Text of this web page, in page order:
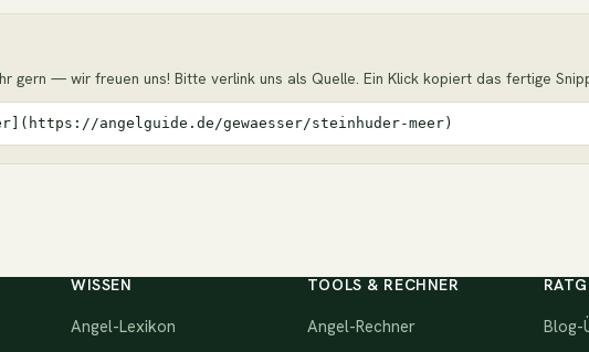
gern — wir freuen uns! Bitte verlink uns als Quelle. Ein Klick kopiert das fertige
angelguide.de/gewaesser/steinhuder-meer)
WISSEN
Angel-Lexikon
TOOLS & RECHNER
Angel-Rechner
Blog-